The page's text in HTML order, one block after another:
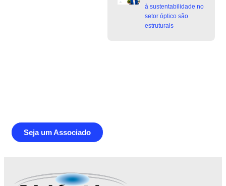
à sustentabilidade no
setor óptico são
estruturais
Seja um Associado